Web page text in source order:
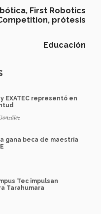
First Robotics
prótesis
Educación
EXATEC representó en
gana beca de maestría
Tec impulsan
Tarahumara